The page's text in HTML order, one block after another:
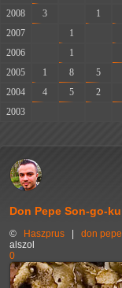
2008
3 1
2007
1
2006
1
2005
1 8 5
2004
4 5 2
2003
Don Pepe Son-go-ku
© Haszprus don pepe
alszol
0